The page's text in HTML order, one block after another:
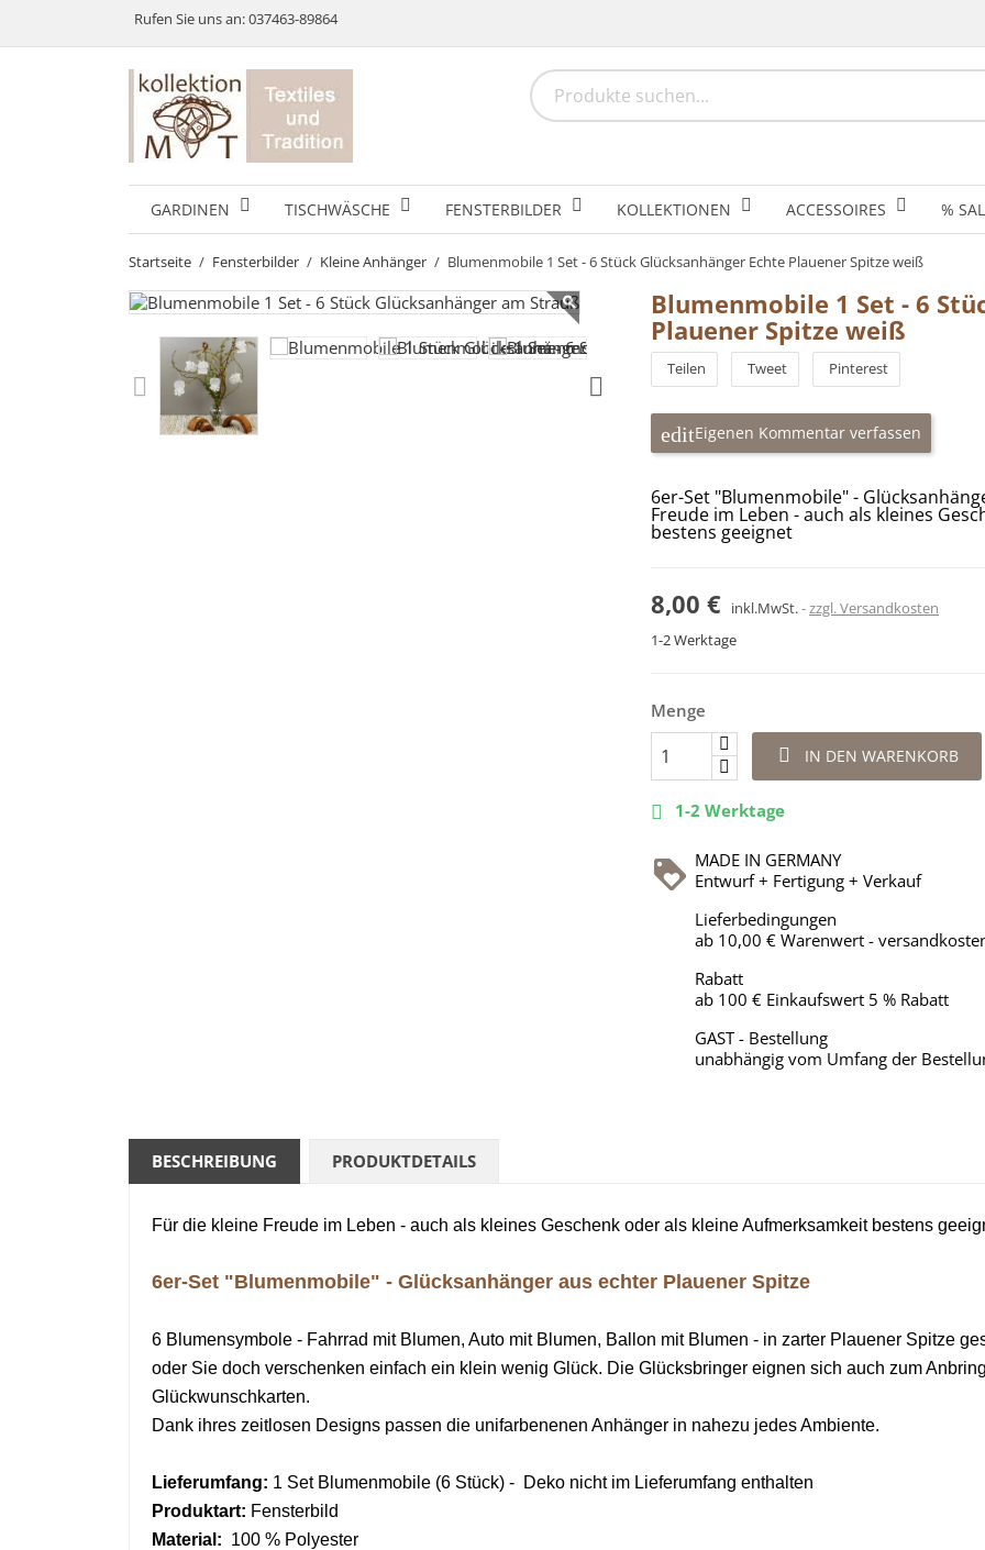
Rufen Sie uns an:037463-89864
GARDINEN TISCHWÄSCHE FENSTERBILDER KOLLEKTIONEN ACCESSOIRES %
Startseite Fensterbilder Kleine Anhänger Blumenmobile 1 Set - 6 Stück Glücksanhänger Echte Plauener Spitze weiß
Blumenmobile 1 Set - 6
Plauener Spitze weiß
Teilen Tweet Pinterest
Eigenen Kommentar verfassen
6er-Set "Blumenmobile" -
Freude im Leben - auch als kleines
bestens geeignet
8,00 € inkl.MwSt. zzgl. Versandkosten
1-2 Werktage
Menge
 IN DEN WARENKORB
 1-2 Werktage
MADE IN GERMANY
Entwurf + Fertigung + Verkauf
Lieferbedingungen
ab 10,00 € Warenwert -
Rabatt
ab 100 € Einkaufswert 5 % Rabatt
GAST - Bestellung
unabhängig vom Umfang der
BESCHREIBUNG PRODUKTDETAILS
Für die kleine Freude im Leben - auch als kleines Geschenk oder als kleine Aufmerksamkeit bestens
6er-Set "Blumenmobile" - Glücksanhänger aus echter Plauener Spitze
6 Blumensymbole - Fahrrad mit Blumen, Auto mit Blumen, Ballon mit Blumen - in zarter Plauener Spitze
oder Sie doch verschenken einfach ein klein wenig Glück. Die Glücksbringer eignen sich auch zum
Glückwunschkarten.
Dank ihres zeitlosen Designs passen die unifarbenenen Anhänger in nahezu jedes Ambiente.
Lieferumfang: 1 Set Blumenmobile (6 Stück) - Deko nicht im Lieferumfang enthalten
Produktart: Fensterbild
Material: 100 % Polyester